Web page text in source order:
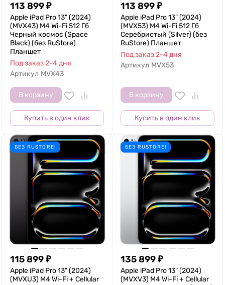
113 899₽
Apple iPad Pro 13" (2024)
(MVX43) M4 Wi-Fi 512 Гб
Черный космос (Space
Black) (без RuStore)
Планшет
Под заказ 2-4 дня
Артикул MVX43
В корзину
Купить в один клик
113 899₽
Apple iPad Pro 13" (2024)
(MVX53) M4 Wi-Fi 512 Гб
Серебристый (Silver) (без
RuStore) Планшет
Под заказ 2-4 дня
Артикул MVX53
В корзину
Купить в один клик
БЕЗ RUSTORE!
115 899₽
Apple iPad Pro 13" (2024)
(MVXU3) M4 Wi-Fi + Cellular
БЕЗ RUSTORE!
135 899₽
Apple iPad Pro 13" (2024)
(MVXV3) M4 Wi-Fi + Cellular